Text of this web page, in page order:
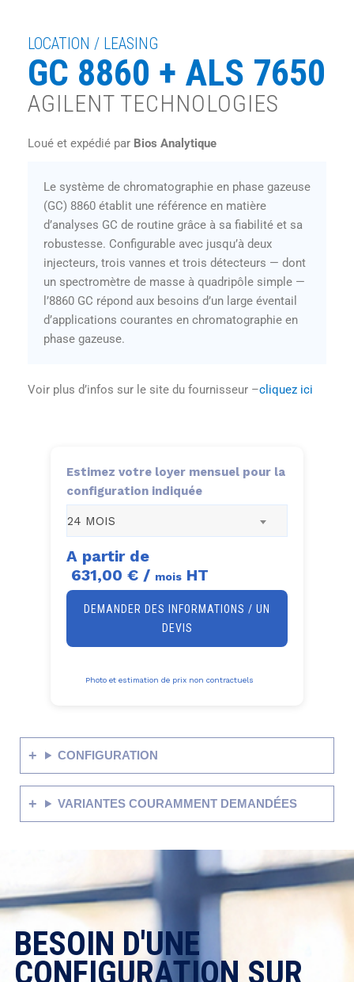
LOCATION / LEASING
GC 8860 + ALS 7650
AGILENT TECHNOLOGIES
Loué et expédié par Bios Analytique
Le système de chromatographie en phase gazeuse
(GC) 8860 établit une référence en matière
d’analyses GC de routine grâce à sa fiabilité et sa
robustesse. Configurable avec jusqu’à deux
injecteurs, trois vannes et trois détecteurs — dont
un spectromètre de masse à quadripôle simple —
l’8860 GC répond aux besoins d’un large éventail
d’applications courantes en chromatographie en
phase gazeuse.
Voir plus d’infos sur le site du fournisseur –cliquez ici
Estimez votre loyer mensuel pour la
configuration indiquée
24 MOIS
A partir de
631,00 € / mois HT
DEMANDER DES INFORMATIONS / UN
DEVIS
Photo et estimation de prix non contractuels
CONFIGURATION
VARIANTES COURAMMENT DEMANDÉES
BESOIN D'UNE
CONFIGURATION SUR